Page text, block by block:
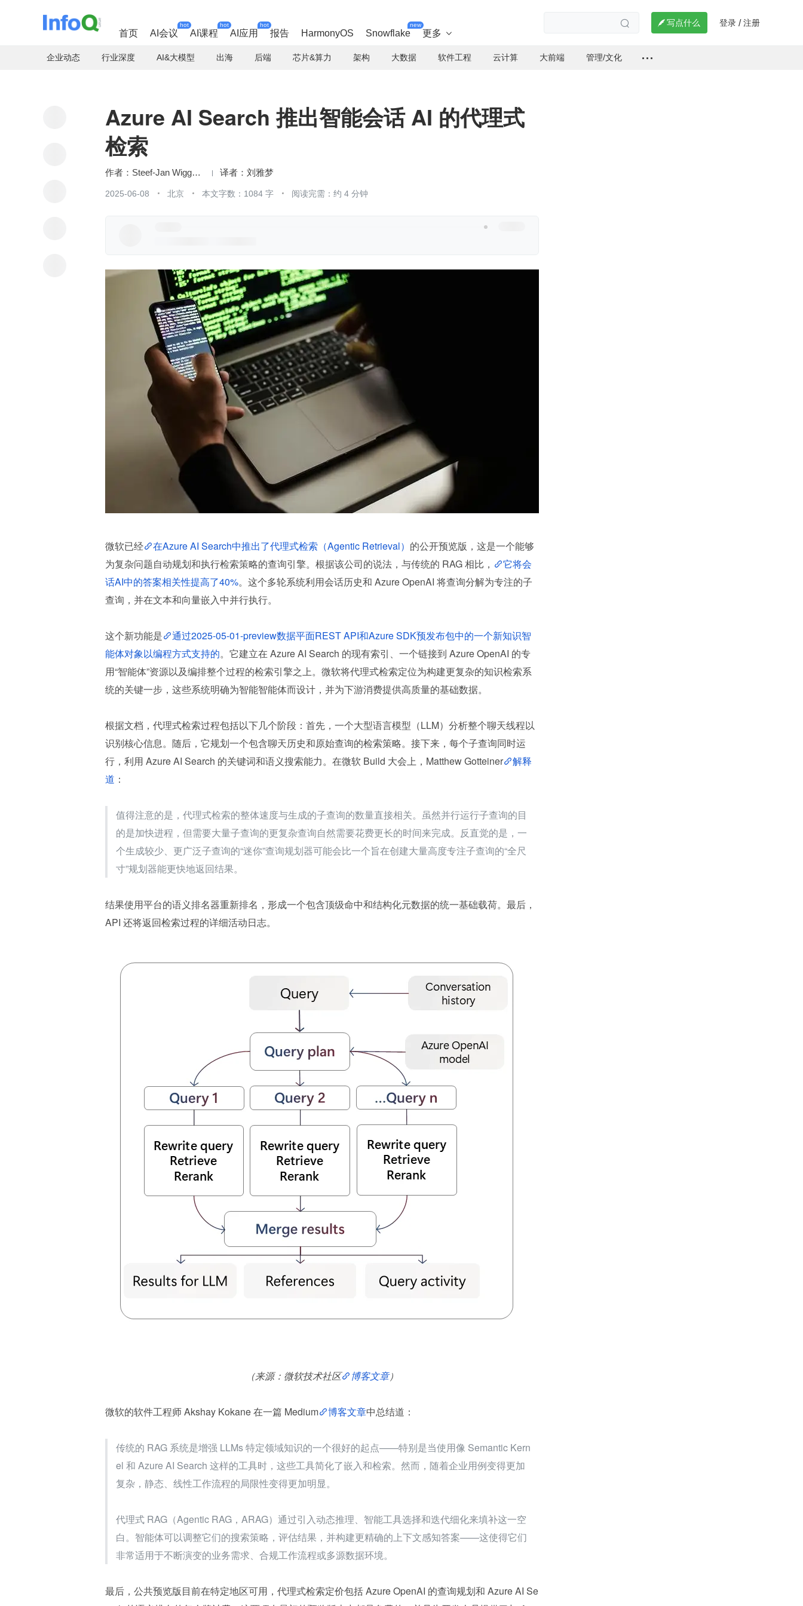
首页 AI会议
hot
AI课程
hot
AI应用
hot
报告 HarmonyOS Snowflake
new
更多 
  写点什么 登录 / 注册
企业动态 行业深度 AI&大模型 出海 后端 芯片&算力 架构 大数据 软件工程 云计算 大前端 管理/文化
Azure AI Search 推出智能会话 AI 的代理式
检索
Steef-Jan Wiggers 刘雅梦
2025-06-08 北京 本文字数：1084 字 阅读完需：约 4 分钟
微软已经 在Azure AI Search中推出了代理式检索（Agentic Retrieval） 的公开预览版，这是一个能够
为复杂问题自动规划和执行检索策略的查询引擎。根据该公司的说法，与传统的 RAG 相比，
它将会
话AI中的答案相关性提高了40%。这个多轮系统利用会话历史和 Azure OpenAI 将查询分解为专注的子
查询，并在文本和向量嵌入中并行执行。
这个新功能是
通过2025-05-01-preview数据平面REST API和Azure SDK预发布包中的一个新知识智
能体对象以编程方式支持的。它建立在 Azure AI Search 的现有索引、一个链接到 Azure OpenAI 的专
用“智能体”资源以及编排整个过程的检索引擎之上。微软将代理式检索定位为构建更复杂的知识检索系
统的关键一步，这些系统明确为智能智能体而设计，并为下游消费提供高质量的基础数据。
根据文档，代理式检索过程包括以下几个阶段：首先，一个大型语言模型（LLM）分析整个聊天线程以
识别核心信息。随后，它规划一个包含聊天历史和原始查询的检索策略。接下来，每个子查询同时运
行，利用 Azure AI Search 的关键词和语义搜索能力。在微软 Build 大会上，Matthew Gotteiner
解释
道 ：
值得注意的是，代理式检索的整体速度与生成的子查询的数量直接相关。虽然并行运行子查询的目
的是加快进程，但需要大量子查询的更复杂查询自然需要花费更长的时间来完成。反直觉的是，一
个生成较少、更广泛子查询的“迷你”查询规划器可能会比一个旨在创建大量高度专注子查询的“全尺
寸”规划器能更快地返回结果。
结果使用平台的语义排名器重新排名，形成一个包含顶级命中和结构化元数据的统一基础载荷。最后，
API 还将返回检索过程的详细活动日志。
（来源：微软技术社区 博客文章）
微软的软件工程师 Akshay Kokane 在一篇 Medium 博客文章中总结道：
传统的 RAG 系统是增强 LLMs 特定领域知识的一个很好的起点——特别是当使用像 Semantic Kern
el 和 Azure AI Search 这样的工具时，这些工具简化了嵌入和检索。然而，随着企业用例变得更加
复杂，静态、线性工作流程的局限性变得更加明显。
代理式 RAG（Agentic RAG，ARAG）通过引入动态推理、智能工具选择和迭代细化来填补这一空
白。智能体可以调整它们的搜索策略，评估结果，并构建更精确的上下文感知答案——这使得它们
非常适用于不断演变的业务需求、合规工作流程或多源数据环境。
最后，公共预览版目前在特定地区可用，代理式检索定价包括 Azure OpenAI 的查询规划和 Azure AI Se